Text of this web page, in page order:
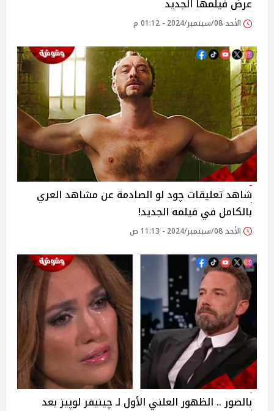
عرض فيلمها الجديد
الأحد 08/سبتمبر/2024 - 01:12 م
شاهد تعليقات چود لو الصادمة عن مشاهد العري
بالكامل في فيلمه الجديد!
الأحد 08/سبتمبر/2024 - 11:13 ص
بالصور .. الظهور العلني الأول لـ چينيفر لوپيز بعد